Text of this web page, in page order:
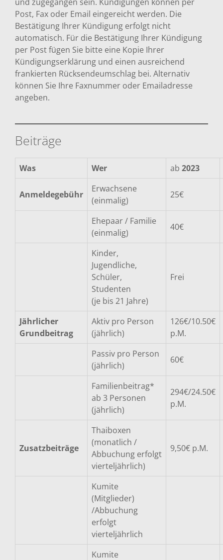
Post, Fax oder Email eingereicht werden. Die
Bestätigung Ihrer Kündigung erfolgt nicht
automatisch. Für die Bestätigung Ihrer Kündigung
per Post fügen Sie bitte eine Kopie Ihrer
Kündigungserklärung und einen ausreichend
frankierten Rücksendeumschlag bei. Alternativ
können Sie Ihre Faxnummer oder Emailadresse
angeben.
Beiträge
Was Wer ab 2023
Anmeldegebühr
Erwachsene
(einmalig)
25€
Ehepaar / Familie
(einmalig)
40€
Kinder,
Jugendliche,
Schüler,
Studenten
(je bis 21 Jahre)
Frei
Jährlicher
Grundbeitrag
Aktiv pro Person
(jährlich)
126€/10.50€
p.M.
Passiv pro Person
(jährlich)
60€
Familienbeitrag*
ab 3 Personen
(jährlich)
294€/24.50€
p.M.
Zusatzbeiträge
Thaiboxen
(monatlich /
Abbuchung erfolgt
vierteljährlich)
9,50€ p.M.
Kumite
(Mitglieder)
/Abbuchung
erfolgt
vierteljährlich
Kumite